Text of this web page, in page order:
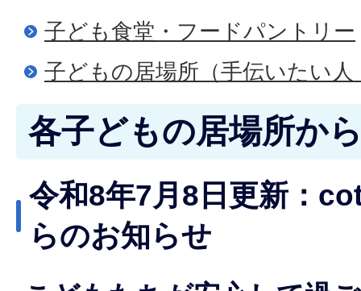
子ども食堂・フードパントリー
子どもの居場所（手伝いたい
各子どもの居場所か
令和8年7月8日更新：
らのお知らせ